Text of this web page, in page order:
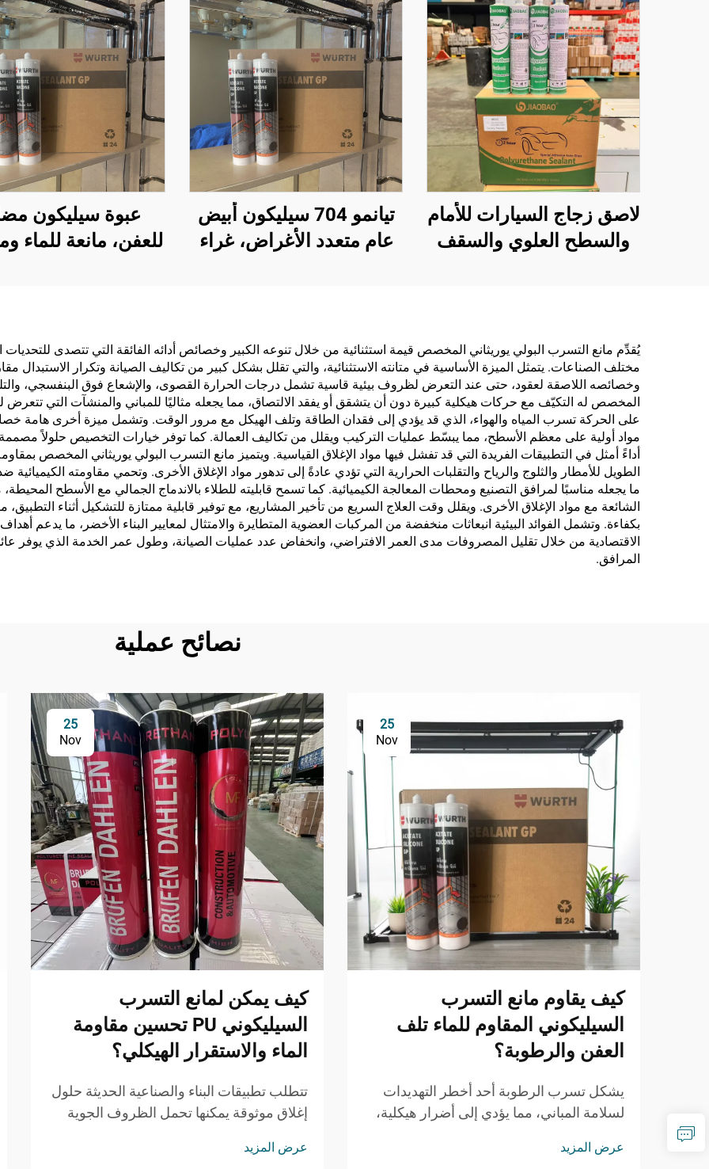
لاصق زجاج السيارات للأمام
والسطح العلوي والسقف
تيانمو 704 سيليكون أبيض
عام متعدد الأغراض، غراء
عبوة سيليكون
للعفن، مانعة للماء
للاستخدام في
يُقدِّم مانع التسرب البولي يوريثاني المخصص قيمة استثنائية من خلال تنوعه الكبير وخصائص أدائه الفائقة التي تتصدى للتحديات
مختلف الصناعات. يتمثل الميزة الأساسية في متانته الاستثنائية، والتي تقلل بشكل كبير من تكاليف الصيانة وتكرار الاستبدال
وخصائصه اللاصقة لعقود، حتى عند التعرض لظروف بيئية قاسية تشمل درجات الحرارة القصوى، والإشعاع فوق البنفسجي،
المخصص له التكيّف مع حركات هيكلية كبيرة دون أن يتشقق أو يفقد الالتصاق، مما يجعله مثاليًا للمباني والمنشآت التي تتعرض
على الحركة تسرب المياه والهواء، الذي قد يؤدي إلى فقدان الطاقة وتلف الهيكل مع مرور الوقت. وتشمل ميزة أخرى هامة خصائص
مواد أولية على معظم الأسطح، مما يبسّط عمليات التركيب ويقلل من تكاليف العمالة. كما توفر خيارات التخصيص حلولاً
أداءً أمثل في التطبيقات الفريدة التي قد تفشل فيها مواد الإغلاق القياسية. ويتميز مانع التسرب البولي يوريثاني المخصص
الطويل للأمطار والثلوج والرياح والتقلبات الحرارية التي تؤدي عادةً إلى تدهور مواد الإغلاق الأخرى. وتحمي مقاومته الكيميائية
ما يجعله مناسبًا لمرافق التصنيع ومحطات المعالجة الكيميائية. كما تسمح قابليته للطلاء بالاندماج الجمالي مع الأسطح
الشائعة مع مواد الإغلاق الأخرى. ويقلل وقت العلاج السريع من تأخير المشاريع، مع توفير قابلية ممتازة للتشكيل أثناء
بكفاءة. وتشمل الفوائد البيئية انبعاثات منخفضة من المركبات العضوية المتطايرة والامتثال لمعايير البناء الأخضر، ما يدعم
الاقتصادية من خلال تقليل المصروفات مدى العمر الافتراضي، وانخفاض عدد عمليات الصيانة، وطول عمر الخدمة الذي يوفر
المرافق.
نصائح عملية
25
Nov
كيف يقاوم مانع التسرب
السيليكوني المقاوم للماء تلف
العفن والرطوبة؟
يشكل تسرب الرطوبة أحد أخطر التهديدات
لسلامة المباني، مما يؤدي إلى أضرار هيكلية،
بشكل متزايد من قِبل المقاولين المحترفين
عرض المزيد
25
Nov
كيف يمكن لمانع التسرب
السيليكوني PU تحسين مقاومة
الماء والاستقرار الهيكلي؟
تتطلب تطبيقات البناء والصناعية الحديثة حلول
إغلاق موثوقة يمكنها تحمل الظروف الجوية
عرض المزيد